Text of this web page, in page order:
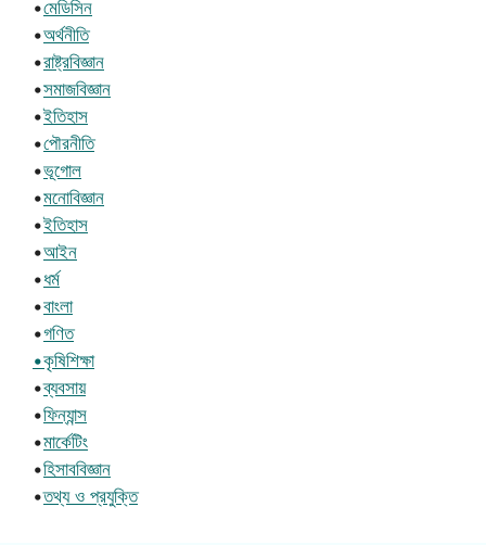
•মেডিসিন
•অর্থনীতি
•রাষ্ট্রবিজ্ঞান
•সমাজবিজ্ঞান
•ইতিহাস
•পৌরনীতি
•ভূগোল
•মনোবিজ্ঞান
•ইতিহাস
•আইন
•ধর্ম
•বাংলা
•গণিত
•কৃষিশিক্ষা
•ব্যবসায়
•ফিন্যান্স
•মার্কেটিং
•হিসাববিজ্ঞান
•তথ্য ও প্রযুক্তি